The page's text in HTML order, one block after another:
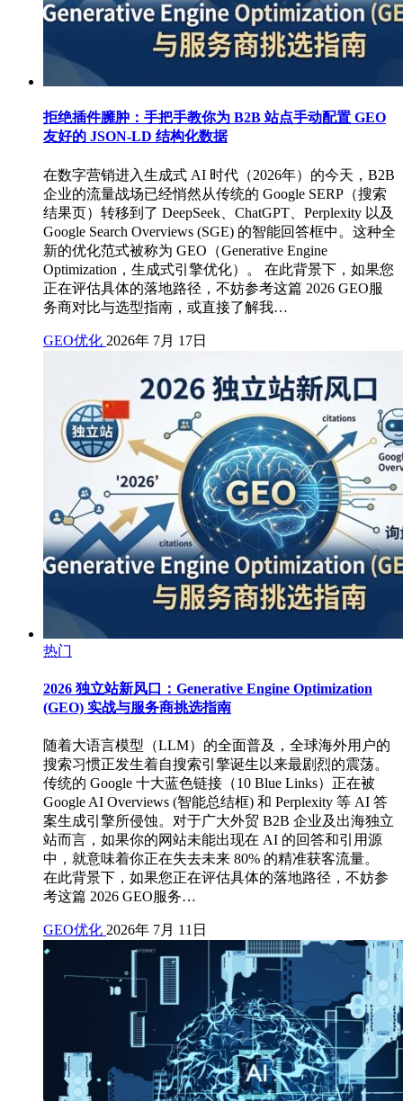
拒绝插件臃肿：手把手教你为 B2B 站点手动配置 GEO
友好的 JSON-LD 结构化数据
在数字营销进入生成式 AI 时代（2026年）的今天，B2B
企业的流量战场已经悄然从传统的 Google SERP（搜索
结果页）转移到了 DeepSeek、ChatGPT、Perplexity 以及
Google Search Overviews (SGE) 的智能回答框中。这种全
新的优化范式被称为 GEO（Generative Engine
Optimization，生成式引擎优化）。 在此背景下，如果您
正在评估具体的落地路径，不妨参考这篇 2026 GEO服
务商对比与选型指南，或直接了解我…
GEO优化 2026年 7月 17日
热门
2026 独立站新风口：Generative Engine Optimization
(GEO) 实战与服务商挑选指南
随着大语言模型（LLM）的全面普及，全球海外用户的
搜索习惯正发生着自搜索引擎诞生以来最剧烈的震荡。
传统的 Google 十大蓝色链接（10 Blue Links）正在被
Google AI Overviews (智能总结框) 和 Perplexity 等 AI 答
案生成引擎所侵蚀。对于广大外贸 B2B 企业及出海独立
站而言，如果你的网站未能出现在 AI 的回答和引用源
中，就意味着你正在失去未来 80% 的精准获客流量。
在此背景下，如果您正在评估具体的落地路径，不妨参
考这篇 2026 GEO服务…
GEO优化 2026年 7月 11日